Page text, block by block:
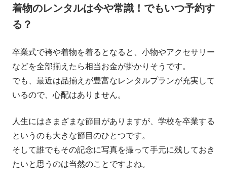
着物のレンタルは今や常識！でもいつ予約す
る？
卒業式で袴や着物を着るとなると、小物やアクセサリー
などを全部揃えたら相当お金が掛かりそうです。
でも、最近は品揃えが豊富なレンタルプランが充実して
いるので、心配はありません。
人生にはさまざまな節目がありますが、学校を卒業する
というのも大きな節目のひとつです。
そして誰でもその記念に写真を撮って手元に残しておき
たいと思うのは当然のことですよね。